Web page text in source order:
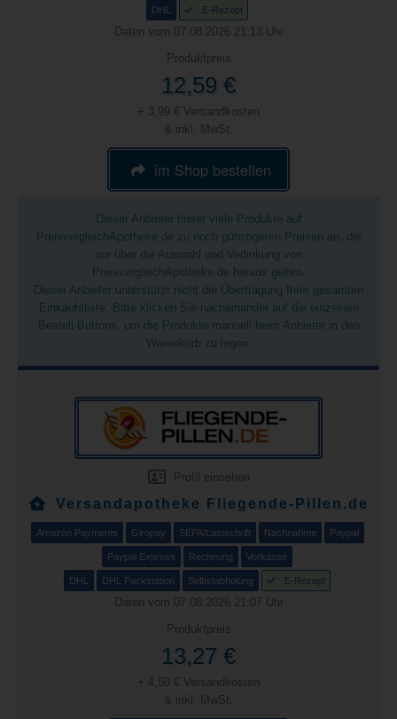
DHL E-Rezept
Daten vom 07.08.2026 21:13 Uhr
Produktpreis
12,59 €
+ 3,99 € Versandkosten
& inkl. MwSt.
im Shop bestellen
Dieser Anbieter bietet viele Produkte auf
PreisvergleichApotheke.de zu noch günstigeren Preisen an, die
nur über die Auswahl und Verlinkung von
PreisvergleichApotheke.de heraus gelten.
Dieser Anbieter unterstützt nicht die Übertragung Ihrer gesamten
Einkaufsliste. Bitte klicken Sie nacheinander auf die einzelnen
Bestell-Buttons, um die Produkte manuell beim Anbieter in den
Warenkorb zu legen.
Profil einsehen
Versandapotheke Fliegende-Pillen.de
Amazon Payments Giropay SEPA/Lastschrift Nachnahme Paypal
Paypal Express Rechnung Vorkasse
DHL DHL Packstation Selbstabholung E-Rezept
Daten vom 07.08.2026 21:07 Uhr
Produktpreis
13,27 €
+ 4,50 € Versandkosten
& inkl. MwSt.